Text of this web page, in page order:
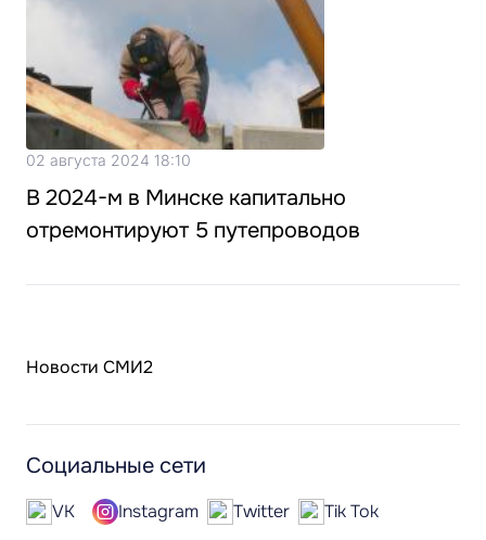
02 августа 2024 18:10
В 2024-м в Минске капитально
отремонтируют 5 путепроводов
Новости СМИ2
Социальные сети
VK Instagram Twitter
Tik Tok